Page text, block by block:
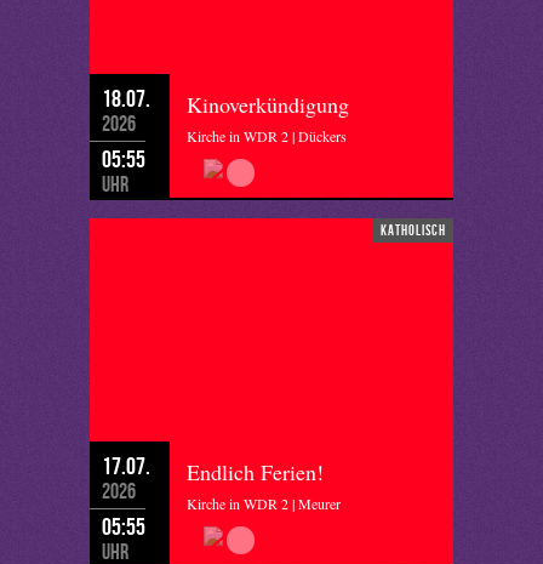
18.07.
2026
05:55
Uhr
Kinoverkündigung
Kirche in WDR 2 | Dückers
katholisch
17.07.
2026
05:55
Uhr
Endlich Ferien!
Kirche in WDR 2 | Meurer